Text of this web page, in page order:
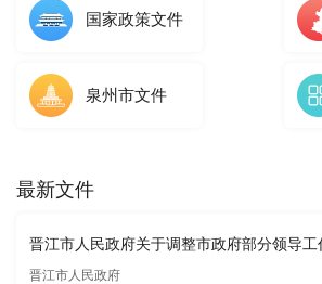
国家政策文件
泉州市文件
最新文件
晋江市人民政府关于调整市政府部分领导工
晋江市人民政府